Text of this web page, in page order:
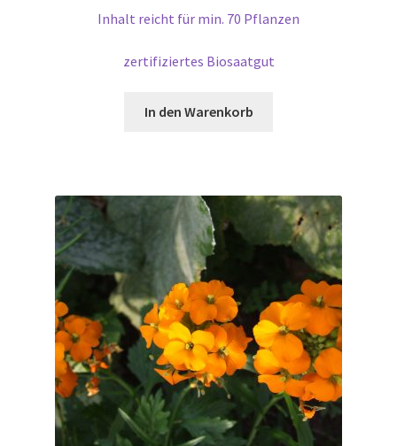
Inhalt reicht für min. 70 Pflanzen
zertifiziertes Biosaatgut
In den Warenkorb